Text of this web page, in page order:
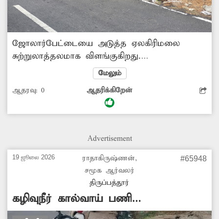
ஜோலார்பேட்டையை அடுத்த ஏலகிரிமலை
சுற்றுலாத்தலமாக விளங்குகிறது.
ஏலகிரிமலைக்கு சுற்றுலா பயணிகள் வருகை
அதிகரித்து வருவதால் மலைப்பாதையை
விரிவாக்கம் செய்யப்பட்டது. மழைநீர் செல்ல
தாழ்வான பகுதிகளில் தரைப்பாலம் அமைத்து
வளைவிலும், இன்னும் ஒரு சில பகுதிகளிலும்
ஆபத்தான நிலையில் உள்ளது. அசம்பாவிதம்
நடக்கும் முன் மலைப்பாதை ஓரத்தில் உள்ள
தரைப்பால பள்ளத்தை மூட அதிகாரிகள்
நடவடிக்கை எடுக்க வேண்டும். -கண்ணையன்,
ஏலகிரிமலை.
மேலும்
ஆதரவு: 0 ஆதரிக்கிறேன்
Advertisement
19 ஜூலை 2026
ராதாகிருஷ்ணன்,
சமூக ஆர்வலர்
திருப்பத்தூர்
#65948
கழிவுநீர் கால்வாய் பணி
தொடங்கப்படுமா?